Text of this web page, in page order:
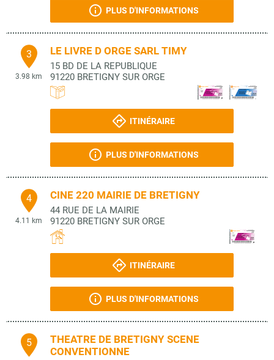
PLUS D'INFORMATIONS
3
3.98 km
LE LIVRE D ORGE SARL TIMY
15 BD DE LA REPUBLIQUE
91220 BRETIGNY SUR ORGE
ITINÉRAIRE
PLUS D'INFORMATIONS
4
4.11 km
CINE 220 MAIRIE DE BRETIGNY
44 RUE DE LA MAIRIE
91220 BRETIGNY SUR ORGE
ITINÉRAIRE
PLUS D'INFORMATIONS
5
THEATRE DE BRETIGNY SCENE
CONVENTIONNE